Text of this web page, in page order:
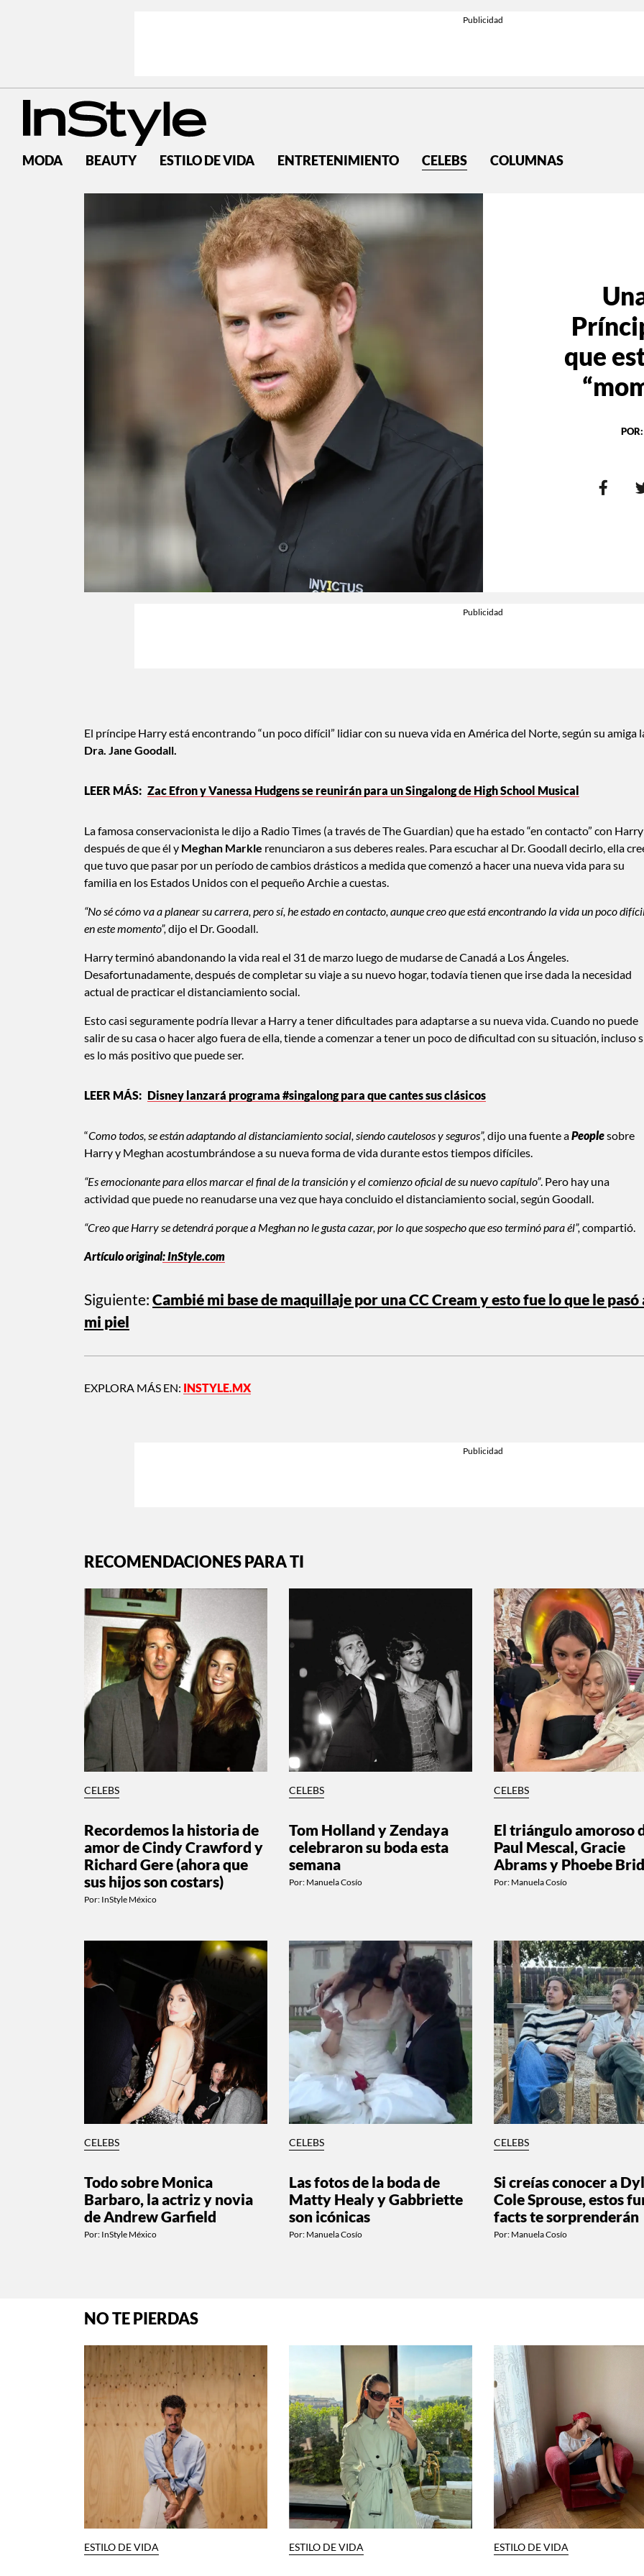
MODA BEAUTY ESTILO DE VIDA ENTRETENIMIENTO CELEBS COLUMNAS
que
El príncipe Harry está encontrando “un poco difícil” lidiar con su nueva vida en América del Norte, según su amiga
Dra. Jane Goodall.
Zac Efron y Vanessa Hudgens se reunirán para un Singalong de High School Musical
La famosa conservacionista le dijo a Radio Times (a través de The Guardian) que ha estado “en contacto” con Harry
después de que él y Meghan Markle renunciaron a sus deberes reales. Para escuchar al Dr. Goodall decirlo, ella
que tuvo que pasar por un período de cambios drásticos a medida que comenzó a hacer una nueva vida para su
familia en los Estados Unidos con el pequeño Archie a cuestas.
“No sé cómo va a planear su carrera, pero sí, he estado en contacto, aunque creo que está encontrando la vida un poco
en este momento”, dijo el Dr. Goodall.
Harry terminó abandonando la vida real el 31 de marzo luego de mudarse de Canadá a Los Ángeles.
Desafortunadamente, después de completar su viaje a su nuevo hogar, todavía tienen que irse dada la necesidad
actual de practicar el distanciamiento social.
Esto casi seguramente podría llevar a Harry a tener dificultades para adaptarse a su nueva vida. Cuando no puede
salir de su casa o hacer algo fuera de ella, tiende a comenzar a tener un poco de dificultad con su situación, incluso
es lo más positivo que puede ser.
Disney lanzará programa #singalong para que cantes sus clásicos
“Como todos, se están adaptando al distanciamiento social, siendo cautelosos y seguros”, dijo una fuente aPeoplesobre
Harry y Meghan acostumbrándose a su nueva forma de vida durante estos tiempos difíciles.
“Es emocionante para ellos marcar el final de la transición y el comienzo oficial de su nuevo capítulo”. Pero hay una
actividad que puede no reanudarse una vez que haya concluido el distanciamiento social, según Goodall.
“Creo que Harry se detendrá porque a Meghan no le gusta cazar, por lo que sospecho que eso terminó para él”, compartió.
Artículo original: InStyle.com
Siguiente: Cambié mi base de maquillaje por una CC Cream y esto fue lo que le pasó
mi piel
EXPLORA MÁS EN: INSTYLE.MX
RECOMENDACIONES PARA TI
CELEBS
Recordemos la historia de
amor de Cindy Crawford y
Richard Gere (ahora que
sus hijos son costars)
Por: InStyle México
CELEBS
Tom Holland y Zendaya
celebraron su boda esta
semana
Por: Manuela Cosío
CELEBS
El triángulo amoroso
Paul Mescal, Gracie
Abrams y Phoebe
Por: Manuela Cosío
CELEBS
Todo sobre Monica
Barbaro, la actriz y novia
de Andrew Garfield
Por: InStyle México
CELEBS
Las fotos de la boda de
Matty Healy y Gabbriette
son icónicas
Por: Manuela Cosío
CELEBS
Si creías conocer a
Cole Sprouse, estos
facts te sorprenderán
Por: Manuela Cosío
NO TE PIERDAS
ESTILO DE VIDA ESTILO DE VIDA ESTILO DE VIDA